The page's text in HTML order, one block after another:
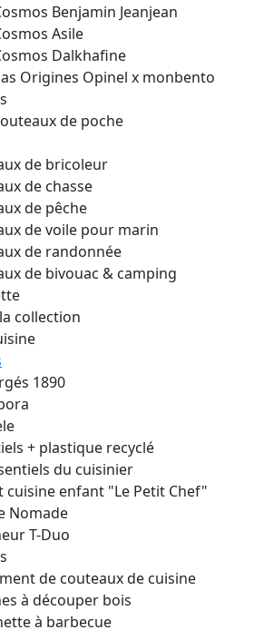
Benjamin Jeanjean
Asile
Dalkhafine
Origines Opinel x monbento
de poche
de bricoleur
de chasse
de pêche
de voile pour marin
de randonnée
de bivouac & camping
collection
1890
+ plastique recyclé
du cuisinier
cuisine enfant "Le Petit Chef"
Nomade
T-Duo
de couteaux de cuisine
à découper bois
à barbecue